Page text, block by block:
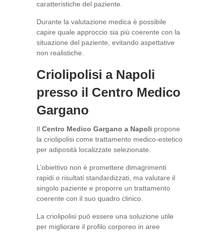
caratteristiche del paziente.
Durante la valutazione medica è possibile
capire quale approccio sia più coerente con la
situazione del paziente, evitando aspettative
non realistiche.
Criolipolisi a Napoli
presso il Centro Medico
Gargano
Il Centro Medico Gargano a Napoli propone
la criolipolisi come trattamento medico-estetico
per adiposità localizzate selezionate.
L’obiettivo non è promettere dimagrimenti
rapidi o risultati standardizzati, ma valutare il
singolo paziente e proporre un trattamento
coerente con il suo quadro clinico.
La criolipolisi può essere una soluzione utile
per migliorare il profilo corporeo in aree